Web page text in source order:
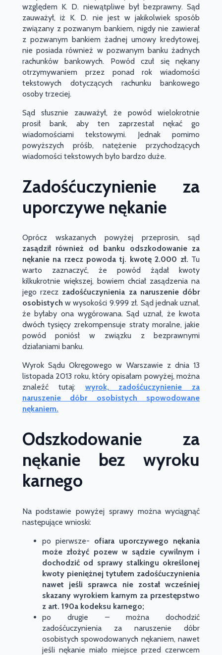
względem K. D. niewątpliwe był bezprawny. Sąd
zauważył, iż K. D. nie jest w jakikolwiek sposób
związany z pozwanym bankiem, nigdy nie zawierał
z pozwanym bankiem żadnej umowy kredytowej,
nie posiada również w pozwanym banku żadnych
rachunków bankowych. Powód czuł się nękany
otrzymywaniem przez ponad rok wiadomości
tekstowych dotyczących rachunku bankowego
osoby trzeciej.
Sąd słusznie zauważył, że powód wielokrotnie
prosił bank, aby ten zaprzestał nękać go
wiadomościami tekstowymi. Jednak pomimo
powyższych próśb, natężenie przychodzących
wiadomości tekstowych było bardzo duże.
Zadośćuczynienie za
uporczywe nękanie
Oprócz wskazanych powyżej przeprosin, sąd
zasądził również od
banku odszkodowanie za
nękanie na rzecz powoda tj. kwotę 2.000 zł. Tu
warto zaznaczyć, że powód żądał kwoty
kilkukrotnie większej, bowiem chciał zasądzenia na
jego rzecz zadośćuczynienia za naruszenie dóbr
osobistych w wysokości 9.999 zł. Sąd jednak uznał,
że byłaby ona wygórowana. Sąd uznał, że kwota
dwóch tysięcy zrekompensuje straty moralne, jakie
powód poniósł w związku z bezprawnymi
działaniami banku.
Wyrok Sądu Okręgowego w Warszawie z dnia 13
listopada 2013 roku, który opisałam powyżej, można
znaleźć tutaj: wyrok, zadośćuczynienie za
naruszenie dóbr osobistych spowodowane
nękaniem.
Odszkodowanie za
nękanie bez wyroku
karnego
Na podstawie powyżej sprawy można wyciągnąć
następujące wnioski:
po pierwsze- ofiara uporczywego nękania
może złożyć pozew w sądzie cywilnym i
dochodzić od sprawy stalkingu określonej
kwoty pieniężnej tytułem zadośćuczynienia
nawet jeśli sprawca nie został wcześniej
skazany wyrokiem karnym za przestępstwo
z art. 190a kodeksu karnego;
po drugie – można dochodzić
zadośćuczynienia za naruszenie dóbr
osobistych spowodowanych nękaniem, nawet
jeśli nękanie miało miejsce przed czerwcem